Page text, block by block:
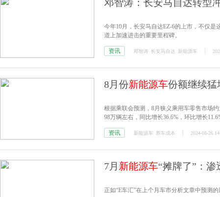
邓智涛：长安马自达转型
今年10月，长安马自达EZ-6的上市，不仅
道上加速进击的重要里程碑。
资讯 邓智涛 长安马自达 新能源车
8月份新能源车份额继续猛
根据乘联会预测，8月狭义乘用车零售市场
98万辆左右，同比增长36.6%，环比增长
资讯 新能源车 养车成本 2024-08-26
7月 新能源车“摊牌了”：
正如“E车汇”在上个月车市分析文章中预测